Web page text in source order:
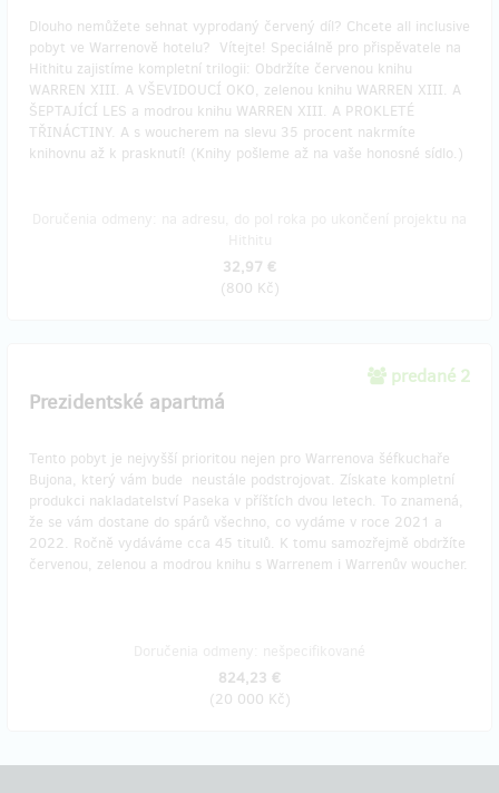
Dlouho nemůžete sehnat vyprodaný červený díl? Chcete all inclusive
pobyt ve Warrenově hotelu? Vítejte! Speciálně pro přispěvatele na
Hithitu zajistíme kompletní trilogii: Obdržíte červenou knihu
WARREN XIII. A VŠEVIDOUCÍ OKO, zelenou knihu WARREN XIII. A
ŠEPTAJÍCÍ LES a modrou knihu WARREN XIII. A PROKLETÉ
TŘINÁCTINY. A s woucherem na slevu 35 procent nakrmíte
knihovnu až k prasknutí! (Knihy pošleme až na vaše honosné sídlo.)
32,97 €
(800 Kč)
predané 2
Prezidentské apartmá
Tento pobyt je nejvyšší prioritou nejen pro Warrenova šéfkuchaře
Bujona, který vám bude neustále podstrojovat. Získate kompletní
produkci nakladatelství Paseka v příštích dvou letech. To znamená,
že se vám dostane do spárů všechno, co vydáme v roce 2021 a
2022. Ročně vydáváme cca 45 titulů. K tomu samozřejmě obdržíte
červenou, zelenou a modrou knihu s Warrenem i Warrenův woucher.
824,23 €
(20 000 Kč)